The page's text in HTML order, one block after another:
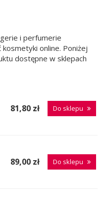
i perfumerie
online. Poniżej
dostępne w sklepach
81,80 zł Do sklepu
89,00 zł Do sklepu